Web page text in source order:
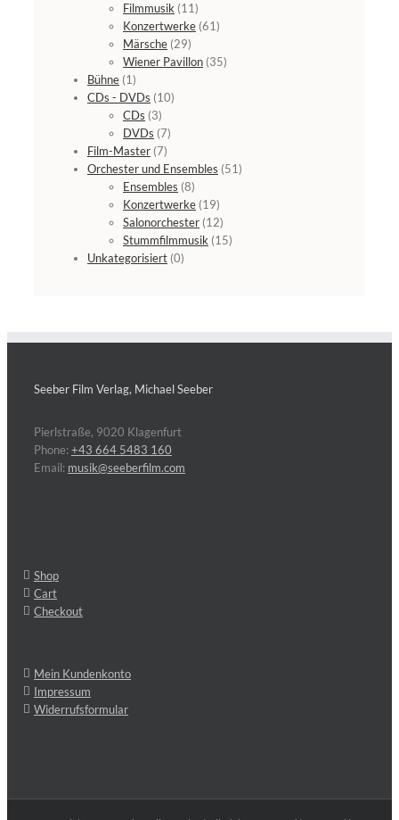
Filmmusik (11)
Konzertwerke (61)
Märsche (29)
Wiener Pavillon (35)
Bühne (1)
CDs - DVDs (10)
CDs (3)
DVDs (7)
Film-Master (7)
Orchester und Ensembles (51)
Ensembles (8)
Konzertwerke (19)
Salonorchester (12)
Stummfilmmusik (15)
Unkategorisiert (0)
Seeber Film Verlag, Michael Seeber
Pierlstraße, 9020 Klagenfurt
Phone:+43 664 5483 160
Email: musik@seeberfilm.com
Shop
Cart
Checkout
Mein Kundenkonto
Impressum
Widerrufsformular